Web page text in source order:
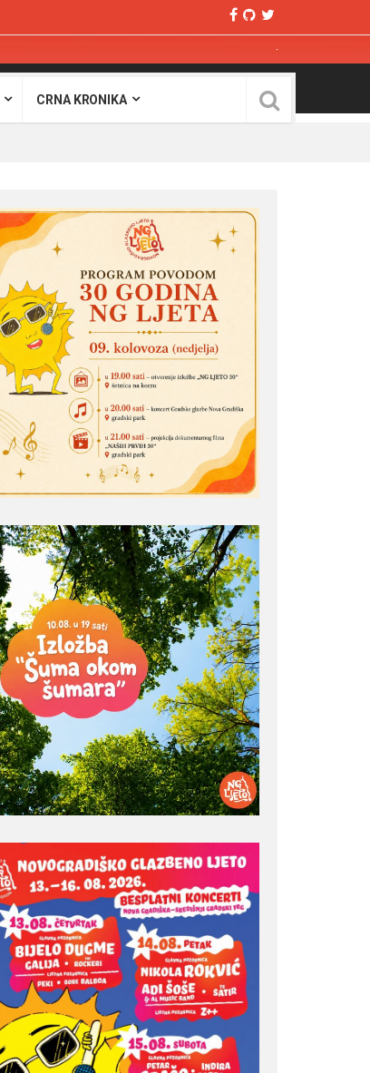
CRNA KRONIKA